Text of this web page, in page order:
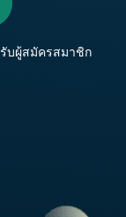
บผู้สมัครสมาชิก